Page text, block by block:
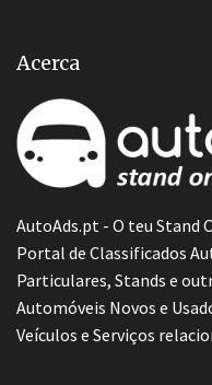
Acerca
AutoAds.pt - O teu Stand
Portal de Classificados
Particulares, Stands e
Automóveis Novos e
Veículos e Serviços